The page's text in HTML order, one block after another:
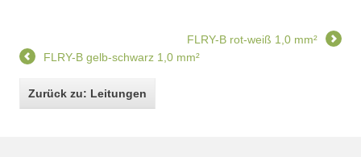
FLRY-B rot-weiß 1,0 mm²
FLRY-B gelb-schwarz 1,0 mm²
Zurück zu: Leitungen